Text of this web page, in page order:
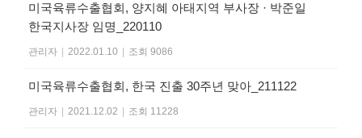
미국육류수출협회, 양지혜 아태지역 부사장 · 박준일
한국지사장 임명_220110
관리자 2022.01.10 조회 9086
미국육류수출협회, 한국 진출 30주년 맞아_211122
관리자 2021.12.02 조회 11228